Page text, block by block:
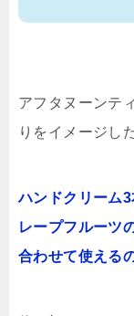
アフタヌーンテ
りをイメージし
ハンドクリーム
レープフルーツ
合わせて使える